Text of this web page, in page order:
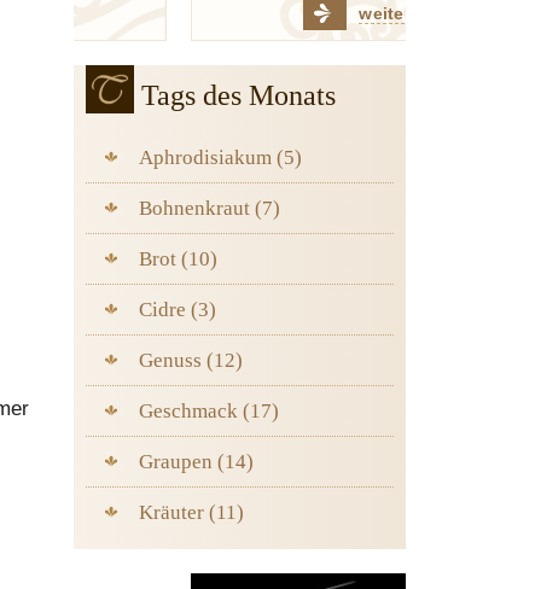
Tags des Monats
Aphrodisiakum (5)
Bohnenkraut (7)
Brot (10)
Cidre (3)
Genuss (12)
Geschmack (17)
Graupen (14)
Kräuter (11)